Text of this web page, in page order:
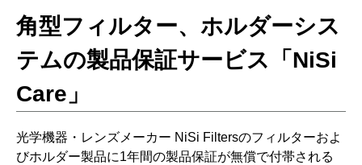
角型フィルター、ホルダーシス
テムの製品保証サービス「NiSi
Care」
光学機器・レンズメーカー NiSi Filtersのフィルターおよ
びホルダー製品に1年間の製品保証が無償で付帯される